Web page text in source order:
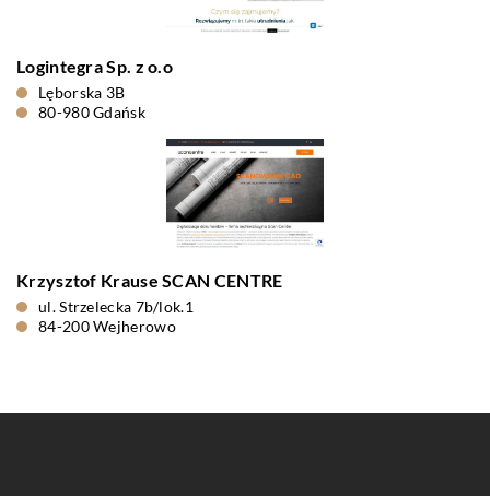
Logintegra Sp. z o.o
Lęborska 3B
80-980 Gdańsk
Krzysztof Krause SCAN CENTRE
ul. Strzelecka 7b/lok.1
84-200 Wejherowo